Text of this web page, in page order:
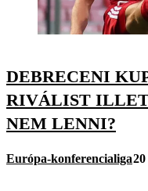
DEBRECENI
RIVÁLIST
NEM LENNI?
Európa-konferencialiga